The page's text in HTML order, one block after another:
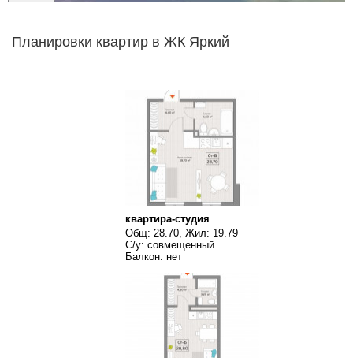
Планировки квартир в ЖК Яркий
квартира-студия
Общ: 28.70, Жил: 19.79
С/у: совмещенный
Балкон: нет